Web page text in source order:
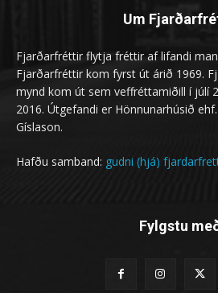
Um
Fjarðarfréttir flytja fréttir af lifandi
Fjarðarfréttir kom fyrst út árið 1969.
mynd kom út sem veffréttamiðill í júlí
2016. Útgefandi er Hönnunarhúsið
Gíslason.
Hafðu samband: gudni (hjá)
Fylgstu